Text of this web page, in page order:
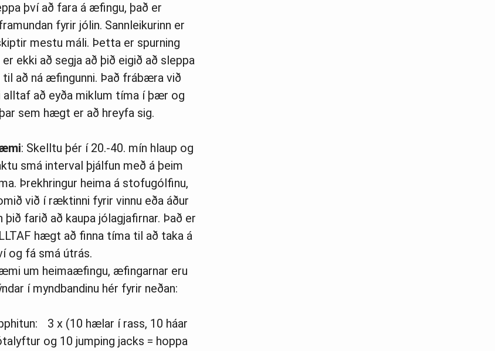
því að fara á æfingu, það er
fyrir jólin. Sannleikurinn er
mestu máli. Þetta er spurning
ekki að segja að þið eigið að sleppa
að ná æfingunni. Það frábæra við
að eyða miklum tíma í þær og
sem hægt er að hreyfa sig.
: Skelltu þér í 20.-40. mín hlaup og
smá interval þjálfun með á þeim
Þrekhringur heima á stofugólfinu,
við í ræktinni fyrir vinnu eða áður
þið farið að kaupa jólagjafirnar. Það er
hægt að finna tíma til að taka á
og fá smá útrás.
um heimaæfingu, æfingarnar eru
í myndbandinu hér fyrir neðan:
3 x (10 hælar í rass, 10 háar
og 10 jumping jacks = hoppa